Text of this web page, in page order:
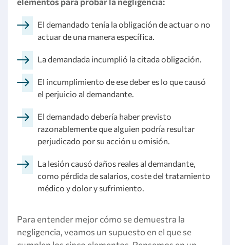
El demandado tenía la obligación de actuar o no
actuar de una manera específica.
La demandada incumplió la citada obligación.
El incumplimiento de ese deber es lo que causó
el perjuicio al demandante.
El demandado debería haber previsto
razonablemente que alguien podría resultar
perjudicado por su acción u omisión.
La lesión causó daños reales al demandante,
como pérdida de salarios, coste del tratamiento
médico y dolor y sufrimiento.
Para entender mejor cómo se demuestra la
negligencia, veamos un supuesto en el que se